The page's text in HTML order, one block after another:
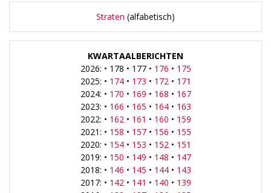
Straten (alfabetisch)
KWARTAALBERICHTEN
2026: • 178 • 177 • 176 • 175
2025: • 174• 173 • 172• 171
2024: • 170 • 169 • 168 • 167
2023: • 166 • 165 • 164• 163
2022: • 162• 161 • 160 • 159
2021: • 158 • 157• 156 • 155
2020: • 154• 153 • 152• 151
2019: • 150 • 149 • 148 • 147
2018: • 146 • 145 • 144• 143
2017: • 142• 141 • 140 • 139